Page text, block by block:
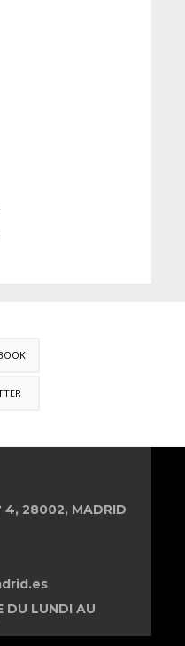
4, 28002, MADRID
DU LUNDI AU